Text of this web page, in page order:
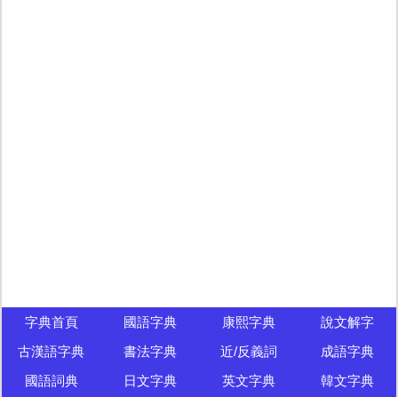
字典首頁 國語字典 康熙字典
說文解字
古漢語字典
書法字典 近/反義詞
成語字典
國語詞典
日文字典 英文字典 韓文字典